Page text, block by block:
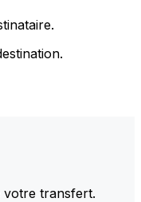
votre transfert.